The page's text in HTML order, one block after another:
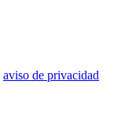
aviso de privacidad